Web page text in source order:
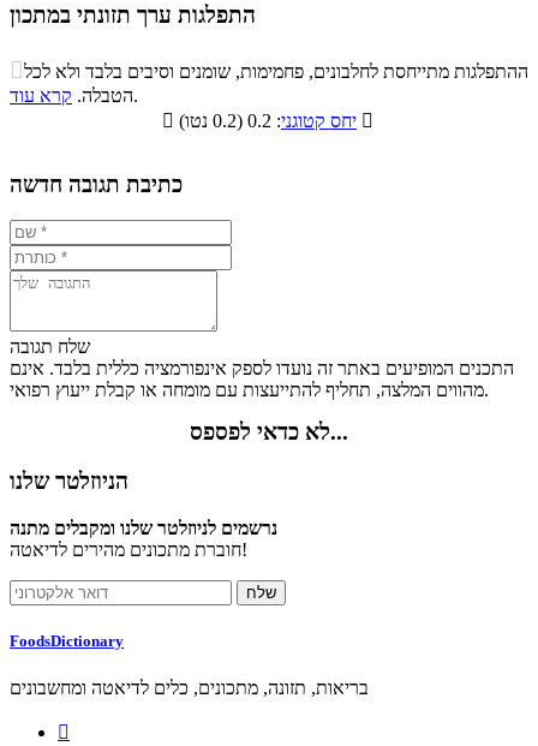
התפלגות ערך תזונתי במתכון
התפלגות ערך תזונתי במתכון
סיבים
תזונתיים
שומנים חלבונים
10.1% 72.7%
ההתפלגות מתייחסת לחלבונים, פחמימות, שומנים וסיבים בלבד ולא לכל
הטבלה. קרא עוד
.

יחס קטוגני 
כתיבת תגובה חדשה
שלח תגובה
התכנים המופיעים באתר זה נועדו לספק אינפורמציה כללית בלבד. אינם
מהווים המלצה, תחליף להתייעצות עם מומחה או קבלת ייעוץ רפואי.
לא כדאי לפספס...
הניוזלטר שלנו
נרשמים לניוזלטר שלנו ומקבלים מתנה
חוברת מתכונים מהירים לדיאטה!
FoodsDictionary
בריאות, תזונה, מתכונים, כלים לדיאטה ומחשבונים
